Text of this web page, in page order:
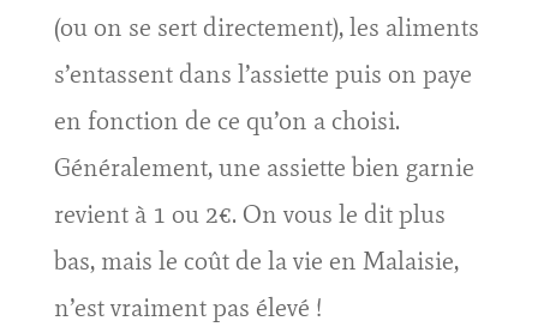
(ou on se sert directement), les aliments
s’entassent dans l’assiette puis on paye
en fonction de ce qu’on a choisi.
Généralement, une assiette bien garnie
revient à 1 ou 2€. On vous le dit plus
bas, mais le coût de la vie en Malaisie,
n’est vraiment pas élevé !